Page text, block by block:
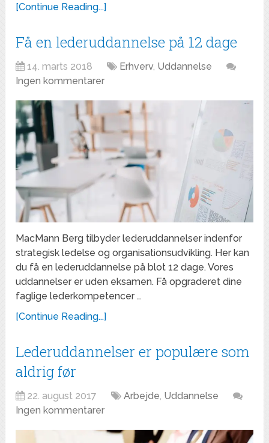
[Continue Reading...]
Få en lederuddannelse på 12 dage
14. marts 2018 Erhverv, Uddannelse
Ingen kommentarer
MacMann Berg tilbyder lederuddannelser indenfor
strategisk ledelse og organisationsudvikling. Her kan
du få en lederuddannelse på blot 12 dage. Vores
uddannelser er uden eksamen. Få opgraderet dine
faglige lederkompetencer …
[Continue Reading...]
Lederuddannelser er populære som
aldrig før
22. august 2017 Arbejde, Uddannelse
Ingen kommentarer